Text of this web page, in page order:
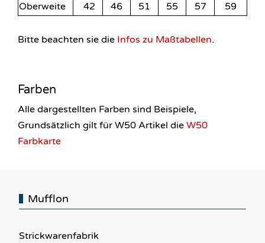
Oberweite
42 46 51 55 57 59
Bitte beachten sie die Infos zu Maßtabellen.
Farben
Alle dargestellten Farben sind Beispiele,
Grundsätzlich gilt für W50 Artikel die W50
Farbkarte
Mufflon
Strickwarenfabrik